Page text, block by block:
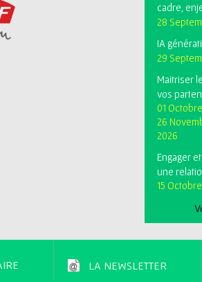
cadre,
28
IA
29
Maitriser
vos
01
26
2026
Engager
une
15
LA NEWSLETTER